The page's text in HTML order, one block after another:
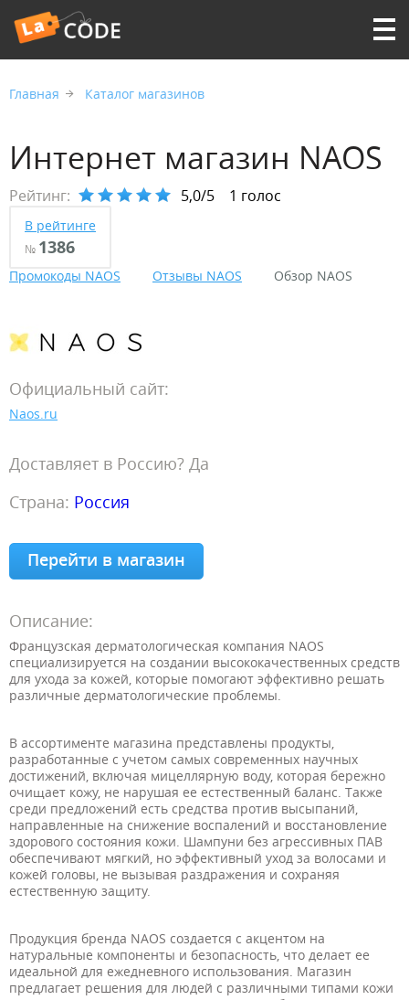
Главная Каталог магазинов
Интернет магазин NAOS
Рейтинг: 5,0/5 1 голос
В рейтинге
№ 1386
Промокоды NAOS Отзывы NAOS Обзор NAOS
Официальный сайт:
Naos.ru
Доставляет в Россию? Да
Страна: Россия
Перейти в магазин
Описание:
Французская дерматологическая компания NAOS
специализируется на создании высококачественных средств
для ухода за кожей, которые помогают эффективно решать
различные дерматологические проблемы.
В ассортименте магазина представлены продукты,
разработанные с учетом самых современных научных
достижений, включая мицеллярную воду, которая бережно
очищает кожу, не нарушая ее естественный баланс. Также
среди предложений есть средства против высыпаний,
направленные на снижение воспалений и восстановление
здорового состояния кожи. Шампуни без агрессивных ПАВ
обеспечивают мягкий, но эффективный уход за волосами и
кожей головы, не вызывая раздражения и сохраняя
естественную защиту.
Продукция бренда NAOS создается с акцентом на
натуральные компоненты и безопасность, что делает ее
идеальной для ежедневного использования. Магазин
предлагает решения для людей с различными типами кожи